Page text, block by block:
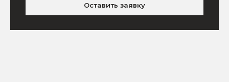
Оставить заявку